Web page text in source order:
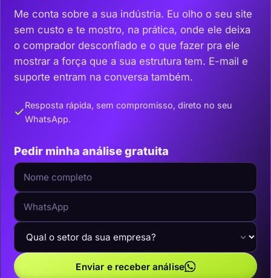
Me conta sobre a sua indústria. Eu olho o seu site
sem custo e te mostro, na prática, onde ele deixa
o comprador desconfiado e o que fazer pra ele
mostrar a força que a sua estrutura tem. E-mail e
suporte entram na conversa também.
Resposta rápida, sem compromisso, direto no seu
WhatsApp.
Pedir minha análise gratuita
Enviar e receber análise